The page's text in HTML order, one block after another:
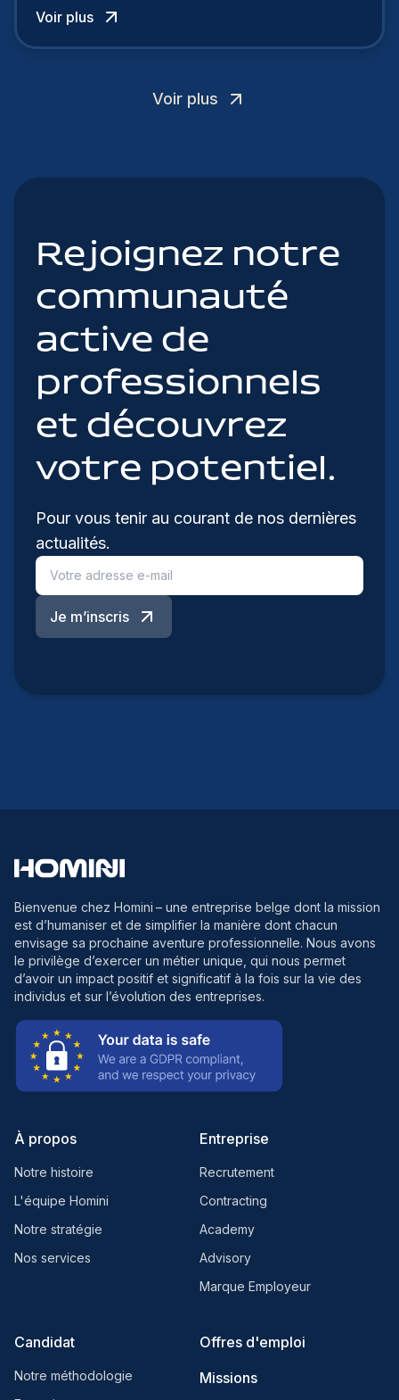
Voir plus
Voir plus
Rejoignez notre
communauté
active de
professionnels
et découvrez
votre potentiel.
Pour vous tenir au courant de nos dernières
actualités.
Je m’inscris
Bienvenue chez Homini – une entreprise belge dont la mission
est d’humaniser et de simplifier la manière dont chacun
envisage sa prochaine aventure professionnelle. Nous avons
le privilège d’exercer un métier unique, qui nous permet
d’avoir un impact positif et significatif à la fois sur la vie des
individus et sur l’évolution des entreprises.
À propos
Notre histoire
L'équipe Homini
Notre stratégie
Nos services
Entreprise
Recrutement
Contracting
Academy
Advisory
Marque Employeur
Candidat
Notre méthodologie
Offres d'emploi
Missions